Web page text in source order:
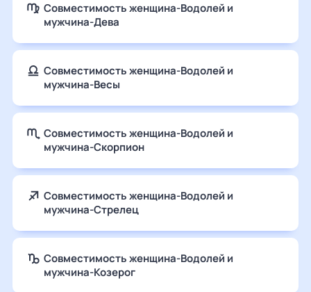
Совместимость женщина-Водолей и
мужчина-Дева
Совместимость женщина-Водолей и
мужчина-Весы
Совместимость женщина-Водолей и
мужчина-Скорпион
Совместимость женщина-Водолей и
мужчина-Стрелец
Совместимость женщина-Водолей и
мужчина-Козерог